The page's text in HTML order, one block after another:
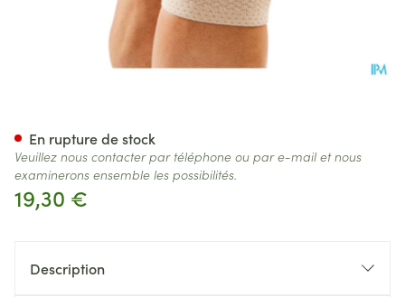
19,30 €
En rupture de stock
Veuillez nous contacter par téléphone ou par e-mail et nous
examinerons ensemble les possibilités.
Description